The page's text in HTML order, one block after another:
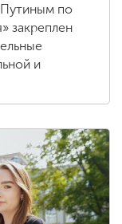
по
закреплен
и